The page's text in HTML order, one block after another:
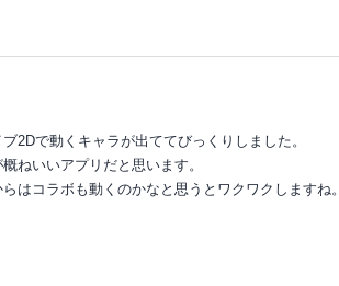
2Dで動くキャラが出ててびっくりしました。
ねいいアプリだと思います。
はコラボも動くのかなと思うとワクワクしますね。